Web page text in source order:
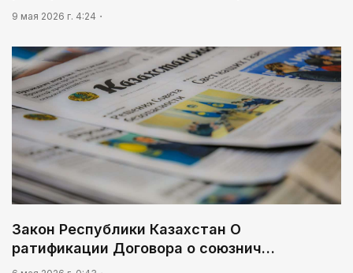
9 мая 2026 г. 4:24
Закон Республики Казахстан О
ратификации Договора о союзнич…